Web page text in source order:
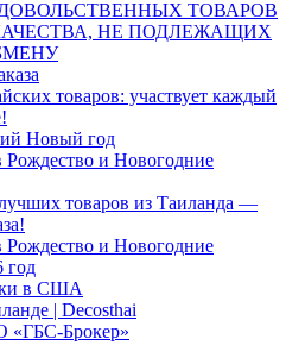
ТОВАРОВ
НЕ ПОДЛЕЖАЩИХ
товаров: участвует каждый
Новый год
Рождество и Новогодние
товаров из Таиланда —
Рождество и Новогодние
год
в США
| Decosthai
«ГБС-Брокер»